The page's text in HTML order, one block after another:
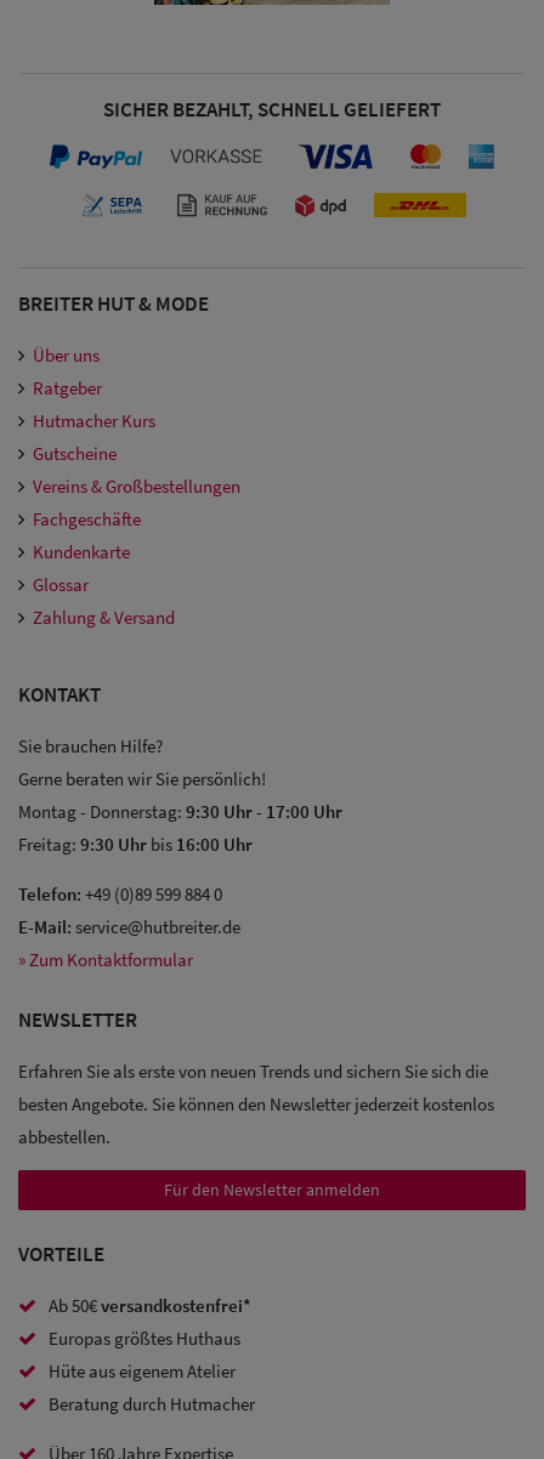
Caps
Trucker
Sale: Caps
mit
SICHER BEZAHLT, SCHNELL GELIEFERT
BREITER HUT & MODE
Über uns
Ratgeber
Hutmacher Kurs
Gutscheine
Vereins & Großbestellungen
Fachgeschäfte
Kundenkarte
Glossar
Zahlung & Versand
KONTAKT
Sie brauchen Hilfe?
Gerne beraten wir Sie persönlich!
Montag - Donnerstag: 9:30 Uhr- 17:00 Uhr
Freitag: 9:30 Uhr bis 16:00 Uhr
Telefon: +49 (0)89 599 884 0
E-Mail: service@hutbreiter.de
» Zum Kontaktformular
NEWSLETTER
Erfahren Sie als erste von neuen Trends und sichern Sie sich die
besten Angebote. Sie können den Newsletter jederzeit kostenlos
abbestellen.
Für den Newsletter anmelden
VORTEILE
Ab 50€versandkostenfrei*
Europas größtes Huthaus
Hüte aus eigenem Atelier
Beratung durch Hutmacher
Über 160 Jahre Expertise